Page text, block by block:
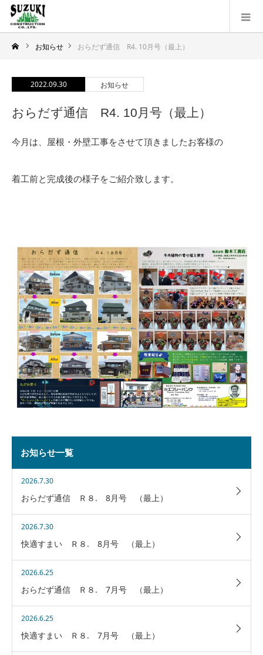
お知らせ おらだず通信 R4. 10月号（最上）
2022.09.30 お知らせ
おらだず通信 R4. 10月号（最上）
今月は、屋根・外壁工事をさせて頂きましたお客様の
着工前と完成後の様子をご紹介致します。
お知らせ一覧
2026.7.30
おらだず通信 Ｒ８. 8月号 （最上）
2026.7.30
快適すまい Ｒ８. 8月号 （最上）
2026.6.25
おらだず通信 Ｒ８. 7月号 （最上）
2026.6.25
快適すまい Ｒ８. 7月号 （最上）